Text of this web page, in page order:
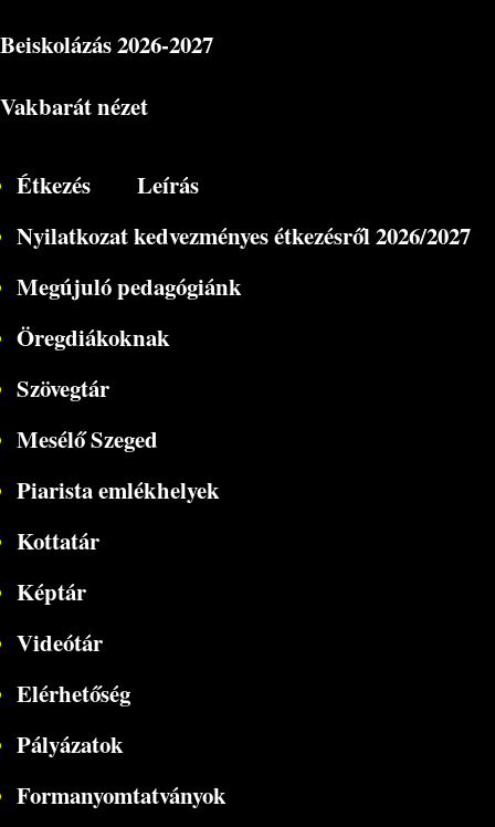
Beiskolázás2026-2027
Vakbarát nézet
Étkezés
Leírás
Nyilatkozat kedvezményes étkezésről 2026/2027
Megújuló pedagógiánk
Öregdiákoknak
Szövegtár
Mesélő Szeged
Piarista emlékhelyek
Kottatár
Képtár
Videótár
Elérhetőség
Pályázatok
Formanyomtatványok